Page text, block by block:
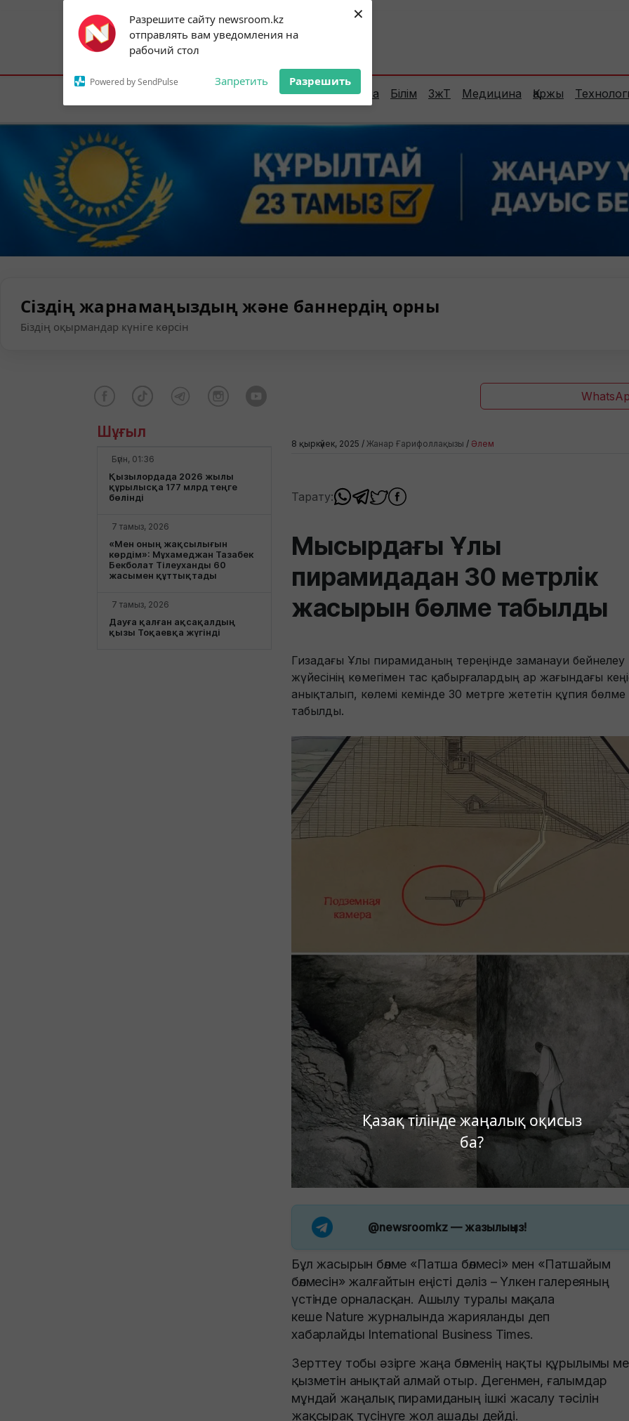
Разрешите сайту newsroom.kz
отправлять вам уведомления на
рабочий стол
Powered by SendPulse Запретить Разрешить
×
Қазақ тілінде жаңалық оқисыз
ба?
Subscribe to our
notifications!
To enable permission prompts, click on
the notification icon
Астана:19°C Алматы:23°C Шымкент:
Елорда Сараптама Білім ЗжТ Медицина Қаржы
Сіздің жарнамаңыздың және баннердің орны
Біздің оқырмандар күніге көрсін
Шұғыл
Бүгін, 01:36
Қызылордада 2026 жылы
құрылысқа 177 млрд теңге
бөлінді
7 тамыз, 2026
«Мен оның жақсылығын
көрдім»: Мұхамеджан Тазабек
Бекболат Тілеуханды 60
жасымен құттықтады
7 тамыз, 2026
Дауға қалған ақсақалдың
қызы Тоқаевқа жүгінді
8 қыркүйек, 2025 / Жанар Ғарифоллақызы / Әлем
Тарату:
Мысырдағы Ұлы
пирамидадан 30 метрлік
жасырын бөлме табылды
Гизадағы Ұлы пирамиданың тереңінде заманауи бейнелеу
жүйесінің көмегімен тас қабырғалардың ар жағындағы
анықталып, көлемі кемінде 30 метрге жететін құпия бөлме
табылды.
@newsroomkz— жазылыңыз!
Бұл жасырын бөлме «Патша бөлмесі» мен «Патшайым
бөлмесін» жалғайтын еңісті дәліз – Үлкен галереяның
үстінде орналасқан. Ашылу туралы мақала
кеше Nature журналында жарияланды деп
хабарлайды International Business Times.
Зерттеу тобы әзірге жаңа бөлменің нақты құрылымы
қызметін анықтай алмай отыр. Дегенмен, ғалымдар
мұндай жаңалық пирамиданың ішкі жасалу тәсілін
жақсырақ түсінуге жол ашады дейді.